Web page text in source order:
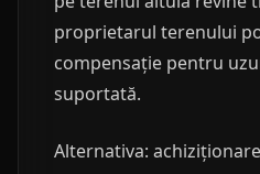
proprietarul terenului
compensație pentru
suportată.
Alternativa: